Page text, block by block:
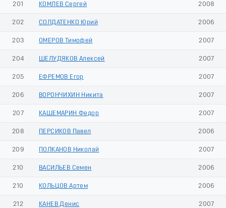
201 КОМЛЕВ Сергей 2008
202 СОЛДАТЕНКО Юрий 2006
203 ОМЕРОВ Тимофей 2007
204 ШЕЛУДЯКОВ Алексей 2007
205 ЕФРЕМОВ Егор 2007
206 ВОРОНЧИХИН Никита 2007
207 КАШЕМАРИН Федор 2007
208 ПЕРСИКОВ Павел 2006
209 ПОЛКАНОВ Николай 2007
210 ВАСИЛЬЕВ Семен 2006
210 КОЛЬЦОВ Артем 2006
212 КАНЕВ Денис 2007